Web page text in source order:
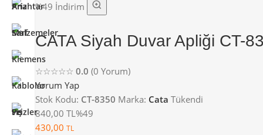
%49 İndirim
CATA Siyah Duvar Apliği CT-
☆☆☆☆☆ 0.0 (0 Yorum)
Yorum Yap
Stok Kodu: CT-8350 Marka: Cata Tükendi
840,00 TL%49
430,00 TL